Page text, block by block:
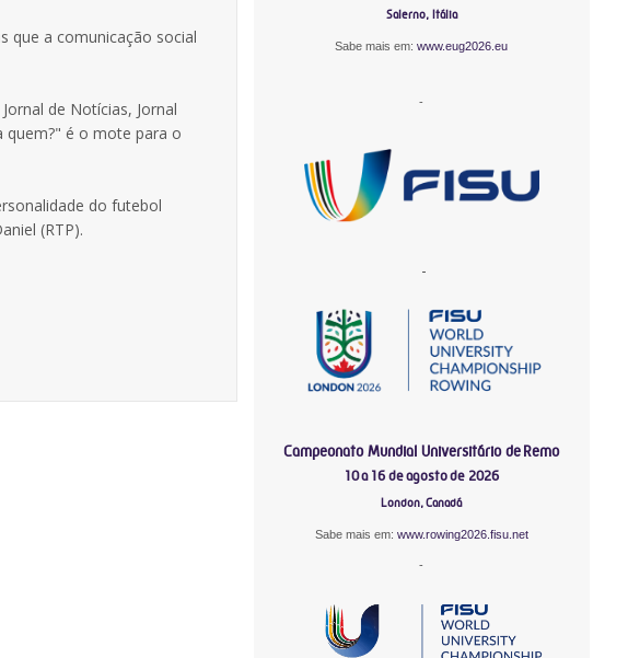
que a comunicação social
de Notícias, Jornal
quem?" é o mote para o
do futebol
(RTP).
Salerno, Itália
Sabe mais em:www.eug2026.eu
-
-
Campeonato Mundial Universitário de Remo
10 a 16 de agosto de 2026
London, Canadá
Sabe mais em: www.rowing2026.fisu.net
-